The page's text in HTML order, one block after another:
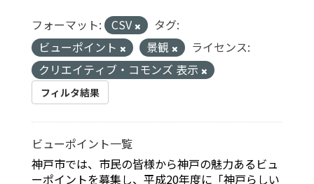
フォーマット: CSV
タグ:
ビューポイント
景観
ライセンス:
クリエイティブ・コモンズ 表示
フィルタ結果
ビューポイント一覧
神戸市では、市民の皆様から神戸の魅力あるビュ
ーポイントを募集し、平成20年度に「神戸らしい